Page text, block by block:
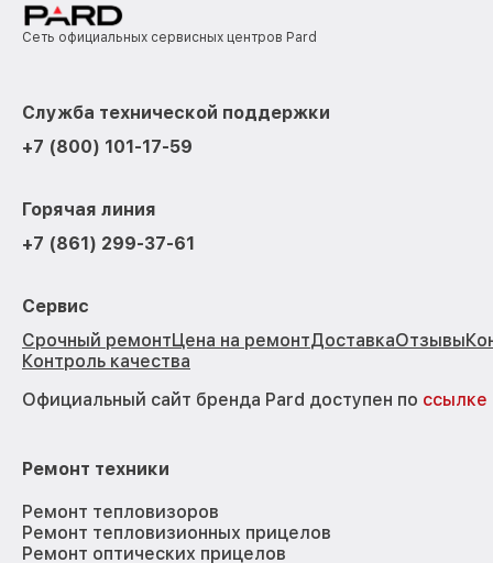
Сеть официальных сервисных центров Pard
Служба технической поддержки
+7 (800) 101-17-59
Горячая линия
+7 (861) 299-37-61
Сервис
Срочный ремонтЦена на ремонтДоставкаОтзывы
Контроль качества
Официальный сайт бренда Pard доступен по ссылке
Ремонт техники
Ремонт тепловизоров
Ремонт тепловизионных прицелов
Ремонт оптических прицелов